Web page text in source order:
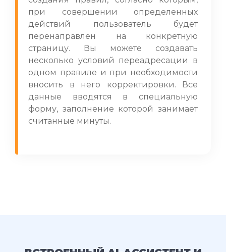
при совершении определенных
действий пользователь будет
перенаправлен на конкретную
страницу. Вы можете создавать
несколько условий переадресации в
одном правиле и при необходимости
вносить в него корректировки. Все
данные вводятся в специальную
форму, заполнение которой занимает
считанные минуты.